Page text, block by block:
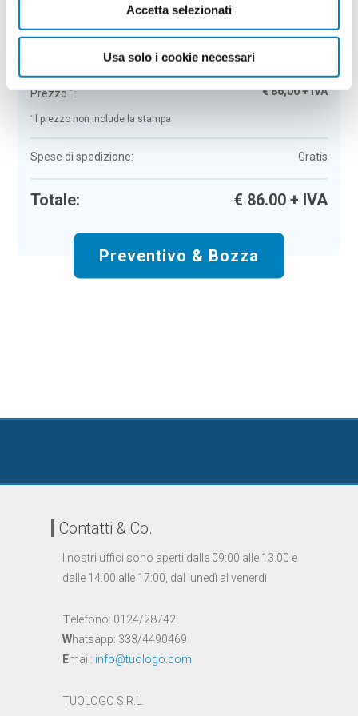
Accetta selezionati
Usa solo i cookie necessari
Portatovagliolo Pikra
Prezzo*: €86,00+ IVA
* Il prezzo non include la stampa
Spese di spedizione: Gratis
Totale: € 86.00+ IVA
Preventivo & Bozza
Contatti & Co.
I nostri uffici sono aperti dalle 09:00 alle 13.00 e
dalle 14.00 alle 17:00, dal lunedì al venerdì.
Telefono: 0124/28742
Whatsapp: 333/4490469
Email: info@tuologo.com
TUOLOGO S.R.L.